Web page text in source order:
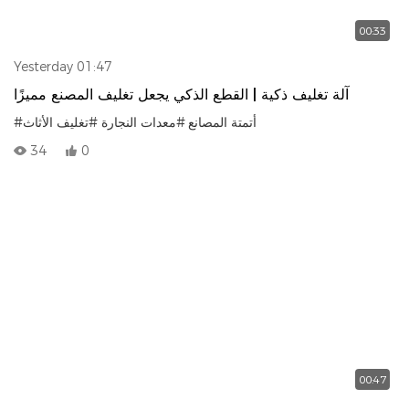
00:33
Yesterday 01:47
آلة تغليف ذكية | القطع الذكي يجعل تغليف المصنع مميزًا
#أتمتة المصانع#معدات النجارة #تغليف الأثاث
34
0
00:47